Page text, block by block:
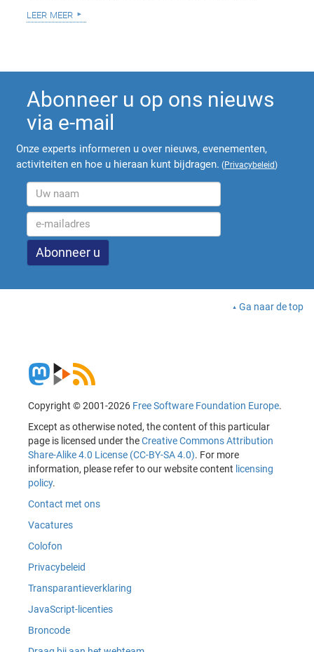
leer meer
Abonneer u op ons nieuws
via e-mail
Onze experts informeren u over nieuws, evenementen,
activiteiten en hoe u hieraan kunt bijdragen. (Privacybeleid)
Ga naar de top
Copyright © 2001-2026 Free Software Foundation Europe.
Except as otherwise noted, the content of this particular
page is licensed under theCreative Commons Attribution
Share-Alike 4.0 License (CC-BY-SA 4.0). For more
information, please refer to our website content licensing
policy.
Contact met ons
Vacatures
Colofon
Privacybeleid
Transparantieverklaring
JavaScript-licenties
Broncode